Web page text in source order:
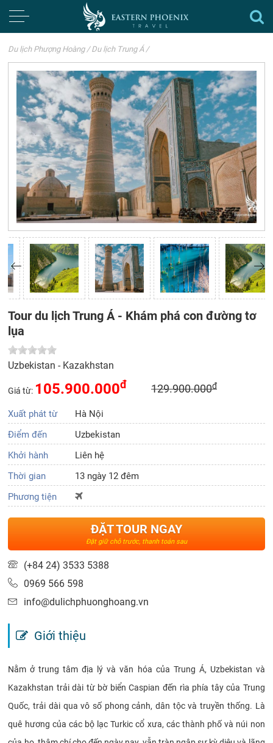
Du lịch Phượng Hoàng / Du lịch Trung Á /
Tour du lịch Trung Á - Khám phá con đường tơ
lụa
Uzbekistan - Kazakhstan
Giá từ: 105.900.000đ 129.900.000đ
Xuất phát từ
Hà Nội
Điểm đến
Uzbekistan
Khởi hành
Liên hệ
Thời gian
13 ngày 12 đêm
Phương tiện
ĐẶT TOUR NGAY
Đặt giữ chỗ trước, thanh toán sau
(+84 24) 3533 5388
0969 566 598
info@dulichphuonghoang.vn
Giới thiệu
Nằm ở trung tâm địa lý và văn hóa của Trung Á, Uzbekistan và
Kazakhstan trải dài từ bờ biển Caspian đến rìa phía tây của Trung
Quốc, trải dài qua vô số phong cảnh, dân tộc và truyền thống. Là
quê hương của các bộ lạc Turkic cổ xưa, các thành phố và núi non